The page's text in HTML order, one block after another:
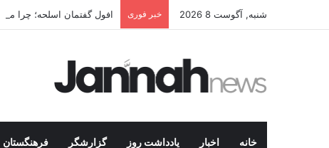
شنبه, آگوست 8 2026 خبر فوری افول گفتمان اسلحه؛ چرا
خانه اخبار یادداشت روز گزارشگر فرهنگستان